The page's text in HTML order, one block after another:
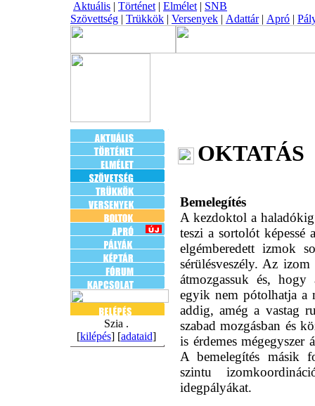
Aktuális | Történet | Elmélet | SNB
Szövettség | Trükkök | Versenyek | Adattár| Apró |
Szia .
[kilépés] [adataid]
OKTATÁS
Bemelegítés
A kezdoktol a
teszi a sortolót képessé
elgémberedett izmok
sérülésveszély. Az
átmozgassuk és,
egyik nem pótolhatja a
addig, amég a vastag
szabad mozgásban és
is érdemes mégegyszer
A bemelegítés másik
szintu
idegpályákat.